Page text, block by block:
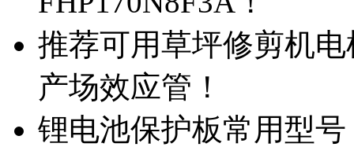
推荐可用草坪修剪机电
产场效应管！
锂电池保护板常用型号